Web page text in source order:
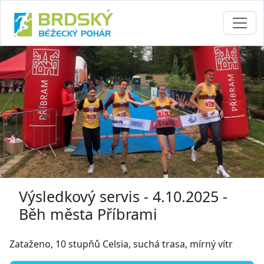
Výsledkový servis - 4.10.2025 -
Běh města Příbrami
Zataženo, 10 stupňů Celsia, suchá trasa, mírný vítr